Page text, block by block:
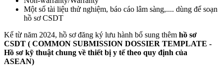
Một số tài liệu thử nghiệm, báo cáo lâm sàng,.... dùng để soạn
hồ sơ CSDT
Kể từ năm 2024, hồ sơ đăng ký lưu hành bổ sung thêm hồ sơ
CSDT ( COMMON SUBMISSION DOSSIER TEMPLATE -
Hồ sơ kỹ thuật chung về thiết bị y tế theo quy định của
ASEAN)